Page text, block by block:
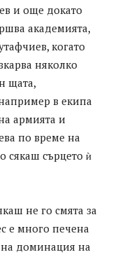
и още докато
академията,
когато
няколко
щата,
в екипа
армията и
по време на
сякаш сърцето ѝ
не го смята за
е много печена
на доминация на